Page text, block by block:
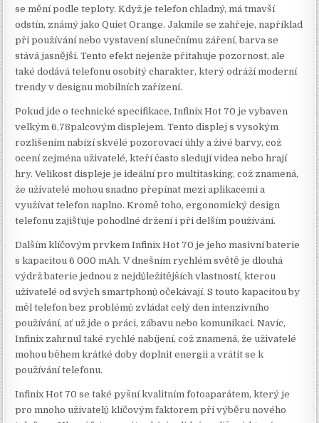
se mění podle teploty. Když je telefon chladný, má tmavší
odstín, známý jako Quiet Orange. Jakmile se zahřeje, například
při používání nebo vystavení slunečnímu záření, barva se
stává jasnější. Tento efekt nejenže přitahuje pozornost, ale
také dodává telefonu osobitý charakter, který odráží moderní
trendy v designu mobilních zařízení.
Pokud jde o technické specifikace, Infinix Hot 70 je vybaven
velkým 6,78palcovým displejem. Tento displej s vysokým
rozlišením nabízí skvélé pozorovací úhly a živé barvy, což
ocení zejména uživatelé, kteří často sledují videa nebo hrají
hry. Velikost displeje je ideální pro multitasking, což znamená,
že uživatelé mohou snadno přepínat mezi aplikacemi a
využívat telefon naplno. Kromě toho, ergonomický design
telefonu zajišťuje pohodlné držení i při delším používání.
Dalším klíčovým prvkem Infinix Hot 70 je jeho masivní baterie
s kapacitou 6 000 mAh. V dnešním rychlém světě je dlouhá
výdrž baterie jednou z nejdůležitějších vlastností, kterou
uživatelé od svých smartphonů očekávají. S touto kapacitou by
měl telefon bez problémů zvládat celý den intenzivního
používání, ať už jde o práci, zábavu nebo komunikaci. Navíc,
Infinix zahrnul také rychlé nabíjení, což znamená, že uživatelé
mohou během krátké doby doplnit energii a vrátit se k
používání telefonu.
Infinix Hot 70 se také pyšní kvalitním fotoaparátem, který je
pro mnoho uživatelů klíčovým faktorem při výběru nového